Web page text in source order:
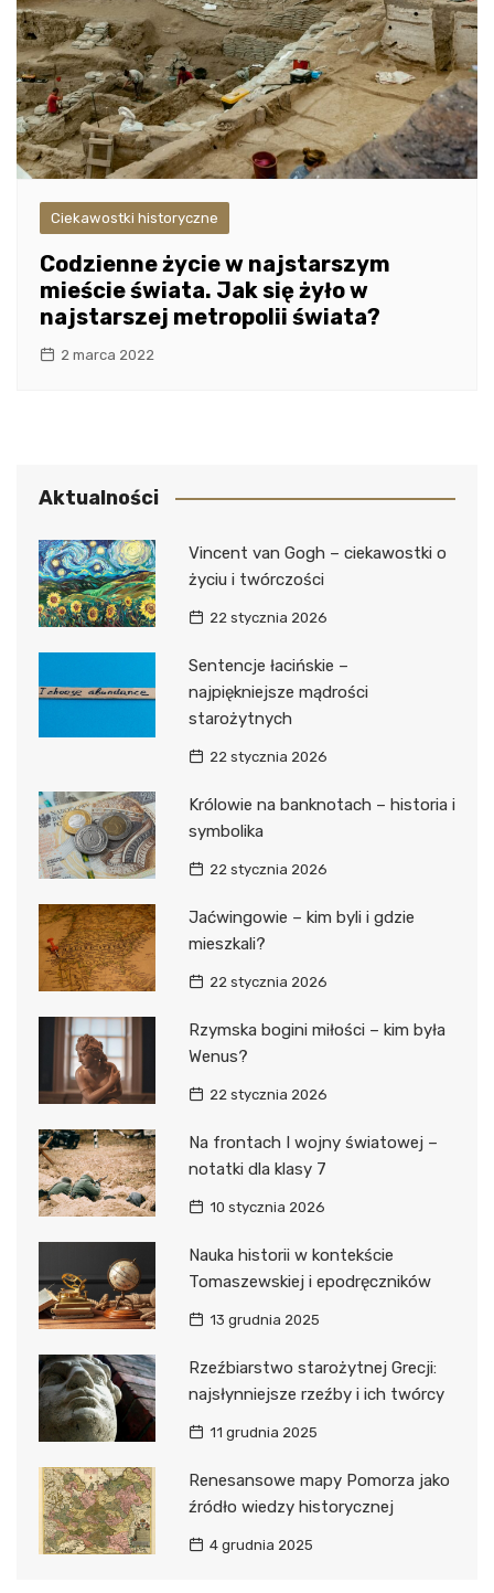
Ciekawostki historyczne
Codzienne życie w najstarszym
mieście świata. Jak się żyło w
najstarszej metropolii świata?
2 marca 2022
Aktualności
Vincent van Gogh – ciekawostki o
życiu i twórczości
22 stycznia 2026
Sentencje łacińskie –
najpiękniejsze mądrości
starożytnych
22 stycznia 2026
Królowie na banknotach – historia i
symbolika
22 stycznia 2026
Jaćwingowie – kim byli i gdzie
mieszkali?
22 stycznia 2026
Rzymska bogini miłości – kim była
Wenus?
22 stycznia 2026
Na frontach I wojny światowej –
notatki dla klasy 7
10 stycznia 2026
Nauka historii w kontekście
Tomaszewskiej i epodręczników
13 grudnia 2025
Rzeźbiarstwo starożytnej Grecji:
najsłynniejsze rzeźby i ich twórcy
11 grudnia 2025
Renesansowe mapy Pomorza jako
źródło wiedzy historycznej
4 grudnia 2025